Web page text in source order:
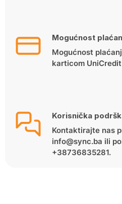
Mogućnost
Mogućnost
karticom
Korisnička
Kontaktirajte nas
info@sync.ba ili
+38736835281.